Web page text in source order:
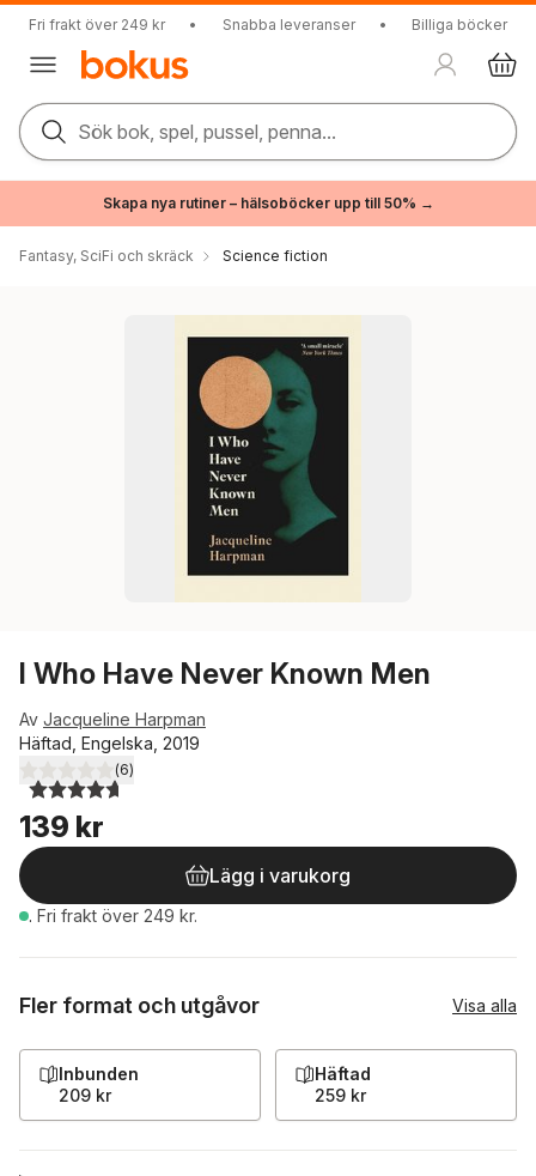
Fri frakt över 249 kr • Snabba leveranser • Billiga böcker
Sök bok, spel, pussel, penna...
Skapa nya rutiner – hälsoböcker upp till 50% →
Fantasy, SciFi och skräck Science fiction
I Who Have Never Known Men
Av Jacqueline Harpman
Häftad, Engelska, 2019
4,7utav 5 stjärnor. Totalt antal röster:
(6)
139 kr
Lägg i varukorg
. Fri frakt över 249 kr.
Fler format och utgåvor Visa alla
Inbunden
209 kr
Häftad
259 kr